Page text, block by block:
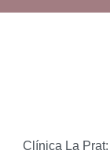
Clínica La Prat: